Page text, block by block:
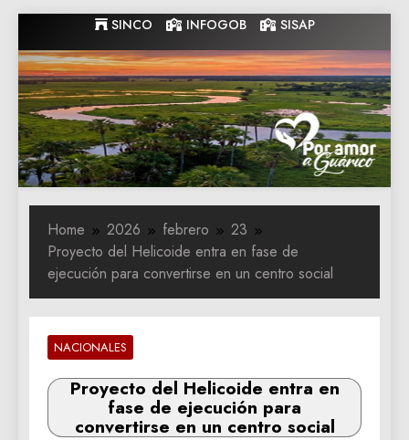
to
content
SINCO INFOGOB SISAP
Gobernacion
de Guarico
Gobernacion de Guarico
Home 2026 febrero
23
Proyecto del Helicoide entra en fase de
ejecución para convertirse en un centro social
NACIONALES
Proyecto del Helicoide entra en
fase de ejecución para
convertirse en un centro social